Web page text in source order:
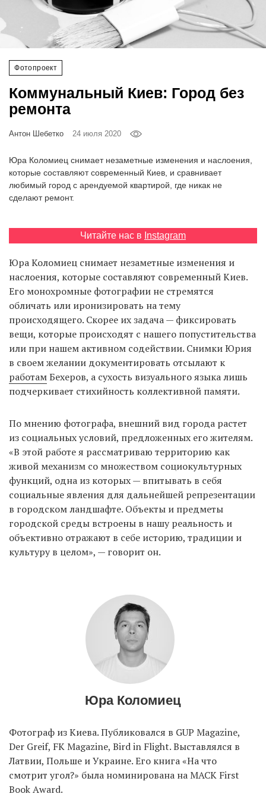
EN
UA
Фотопроект
Коммунальный Киев: Город без
ремонта
Антон Шебетко 24 июля 2020
Юра Коломиец снимает незаметные изменения и наслоения,
которые составляют современный Киев, и сравнивает
любимый город с арендуемой квартирой, где никак не
сделают ремонт.
Читайте нас в Instagram
Юра Коломиец снимает незаметные изменения и
наслоения, которые составляют современный Киев.
Его монохромные фотографии не стремятся
обличать или иронизировать на тему
происходящего. Скорее их задача — фиксировать
вещи, которые происходят с нашего попустительства
или при нашем активном содействии. Снимки Юрия
в своем желании документировать отсылают к
работамБехеров, а сухость визуального языка лишь
подчеркивает стихийность коллективной памяти.
По мнению фотографа, внешний вид города растет
из социальных условий, предложенных его жителям.
«В этой работе я рассматриваю территорию как
живой механизм со множеством социокультурных
функций, одна из которых — впитывать в себя
социальные явления для дальнейшей репрезентации
в городском ландшафте. Объекты и предметы
городской среды встроены в нашу реальность и
объективно отражают в себе историю, традиции и
культуру в целом», — говорит он.
Юра Коломиец
Фотограф из Киева. Публиковался в GUP Magazine,
Der Greif, FK Magazine, Bird in Flight. Выставлялся в
Латвии, Польше и Украине. Его книга «На что
смотрит угол?» была номинирована на MACK First
Book Аward.